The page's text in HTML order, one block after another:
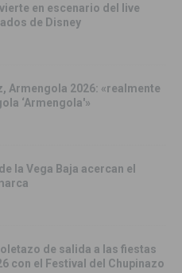
en escenario del live
de Disney
Armengola 2026: «realmente
‘Armengola'»
la Vega Baja acercan el
de salida a las fiestas
con el Festival del Chupinazo